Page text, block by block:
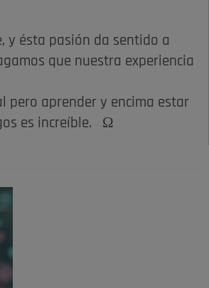
y ésta pasión da sentido a
que nuestra experiencia
pero aprender y encima estar
es increíble. Ω